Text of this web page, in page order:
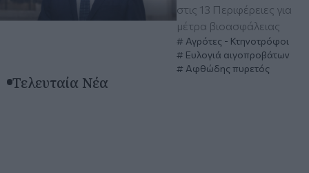
στις 13 Περιφέρειες για
μέτρα βιοασφάλειας
Αγρότες - Κτηνοτρόφοι
Ευλογιά αιγοπροβάτων
Αφθώδης πυρετός
Τελευταία Νέα